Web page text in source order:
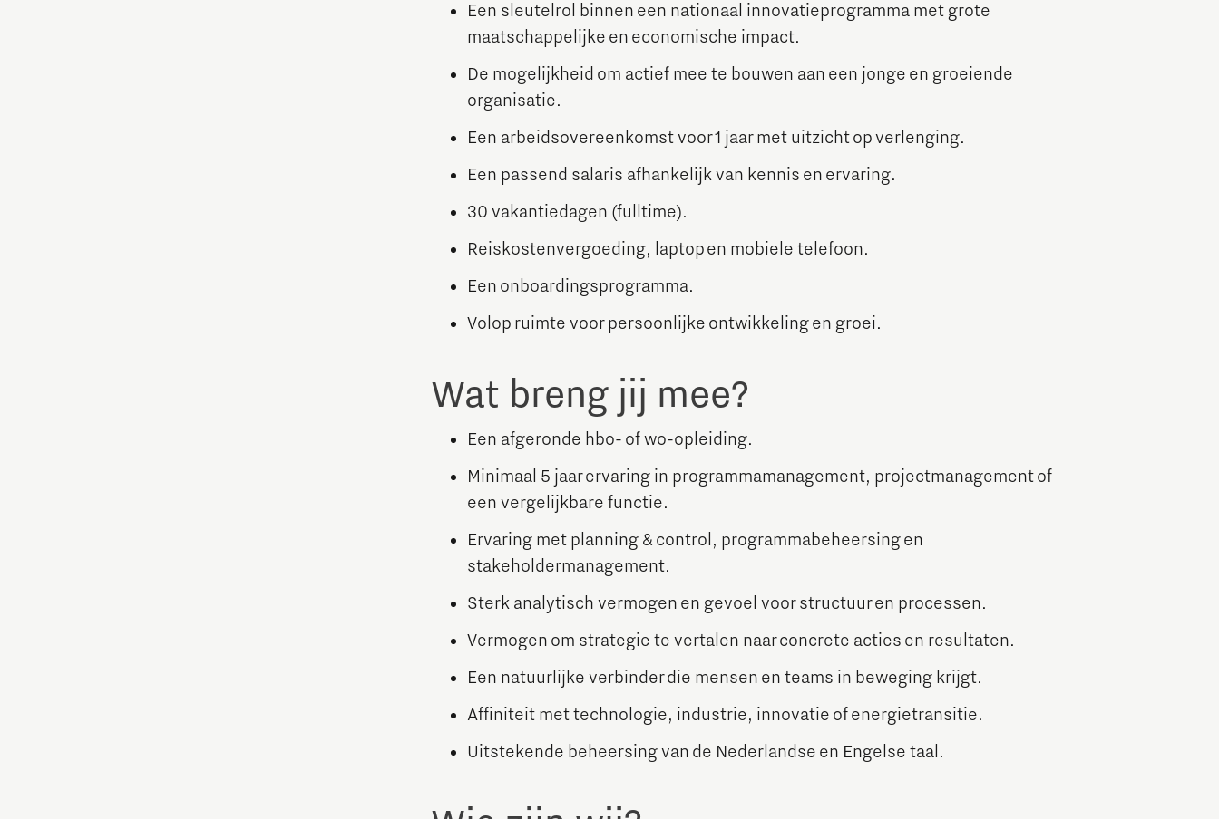
Een sleutelrol binnen een nationaal innovatieprogramma met grote
maatschappelijke en economische impact.
De mogelijkheid om actief mee te bouwen aan een jonge en groeiende
organisatie.
Een arbeidsovereenkomst voor 1 jaar met uitzicht op verlenging.
Een passend salaris afhankelijk van kennis en ervaring.
30 vakantiedagen (fulltime).
Reiskostenvergoeding, laptop en mobiele telefoon.
Een onboardingsprogramma.
Volop ruimte voor persoonlijke ontwikkeling en groei.
Wat breng jij mee?
Een afgeronde hbo- of wo-opleiding.
Minimaal 5 jaar ervaring in programmamanagement, projectmanagement of
een vergelijkbare functie.
Ervaring met planning & control, programmabeheersing en
stakeholdermanagement.
Sterk analytisch vermogen en gevoel voor structuur en processen.
Vermogen om strategie te vertalen naar concrete acties en resultaten.
Een natuurlijke verbinder die mensen en teams in beweging krijgt.
Affiniteit met technologie, industrie, innovatie of energietransitie.
Uitstekende beheersing van de Nederlandse en Engelse taal.